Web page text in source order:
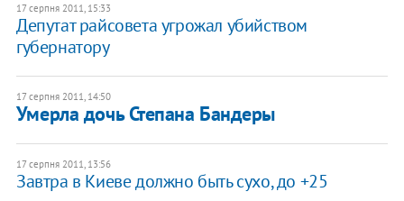
17 серпня 2011, 15:33
Депутат райсовета угрожал убийством
губернатору
17 серпня 2011, 14:50
Умерла дочь Степана Бандеры
17 серпня 2011, 13:56
Завтра в Киеве должно быть сухо, до +25